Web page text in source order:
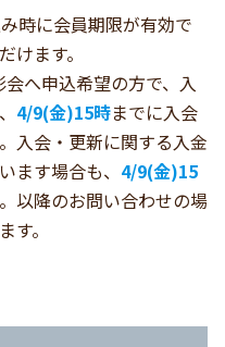
時に会員期限が有効で
けます。
へ申込希望の方で、入
4/9(金)15時までに入会
入会・更新に関する入金
ます場合も、 4/9(金)15
以降のお問い合わせの場
。